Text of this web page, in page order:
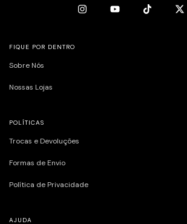
FIQUE POR DENTRO
Sobre Nós
Nossas Lojas
POLÍTICAS
Trocas e Devoluções
Formas de Envio
Política de Privacidade
AJUDA